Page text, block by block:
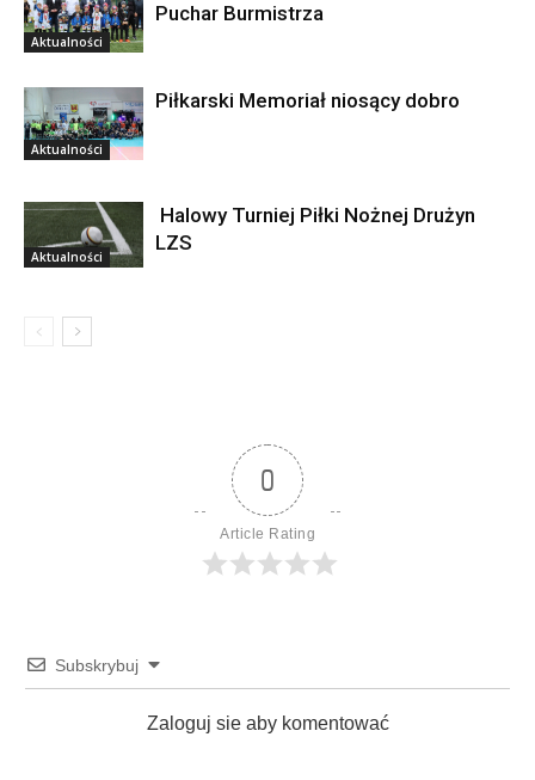
Aktualności
Puchar Burmistrza
Aktualności
Piłkarski Memoriał niosący dobro
Aktualności
Halowy Turniej Piłki Nożnej Drużyn
LZS
0
Article Rating
Subskrybuj
Zaloguj sie aby komentować